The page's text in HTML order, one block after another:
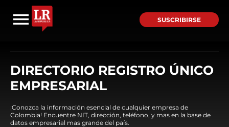
SUSCRIBIRSE
DIRECTORIO REGISTRO ÚNICO
EMPRESARIAL
¡Conozca la información esencial de cualquier empresa de
Colombia! Encuentre NIT, dirección, teléfono, y mas en la base de
datos empresarial mas grande del país.